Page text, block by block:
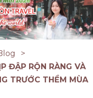
ĐẬP RỘN RÀNG VÀ
TRƯỚC THỀM MÙA